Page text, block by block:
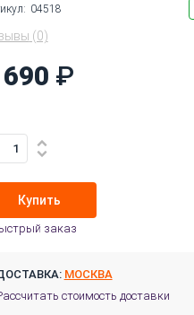
04518
(0)
Купить
заказ
МОСКВА
стоимость доставки